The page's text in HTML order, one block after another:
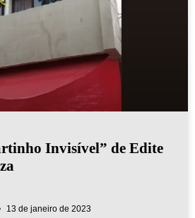
Invisível” de Edite
13 de janeiro de 2023